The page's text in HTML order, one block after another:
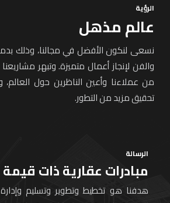
الرؤية
عالم مذهل
نسعى لنكون الأفضل في مجالنا، وذلك
والفن لإنجاز أعمال متميزة. وتبهر
من عملاءنا وأعين الناظرين حول
تحقيق مزيد من التطور.
الرسالة
مبادرات عقارية ذات قيمة
هدفنا هو تخطيط وتطوير وتسليم وإدارة